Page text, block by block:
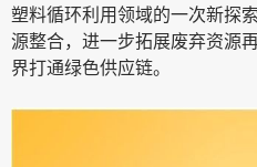
塑料循环利用领域的一次新探
源整合，进一步拓展废弃资源
界打通绿色供应链。